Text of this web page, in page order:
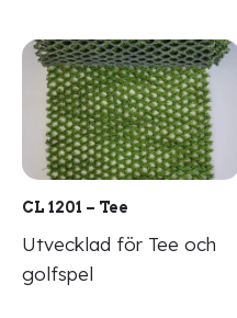
CL 1201 – Tee
Utvecklad för Tee och
golfspel